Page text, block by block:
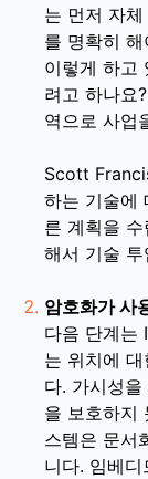
는 먼저 자
를 명확히
이렇게 하고
려고 하나요
역으로 사업
Scott
하는 기술에
른 계획을
해서 기술 투
암호화가 사
다음 단계는
는 위치에
다. 가시성
을 보호하지
스템은 문서
니다. 임베